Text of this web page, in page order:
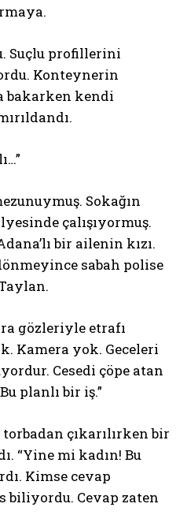
Suçlu profillerini
Konteynerin
bakarken kendi
Sokağın
çalışıyormuş.
bir ailenin kızı.
sabah polise
gözleriyle etrafı
Kamera yok. Geceleri
Cesedi çöpe atan
planlı bir iş.”
torbadan çıkarılırken bir
“Yine mi kadın! Bu
Kimse cevap
biliyordu. Cevap zaten